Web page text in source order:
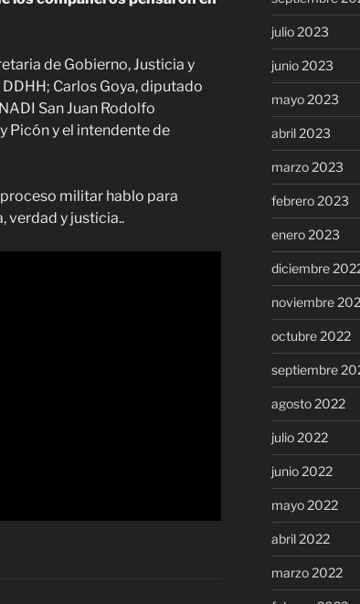
de Gobierno, Justicia y
Carlos Goya, diputado
San Juan Rodolfo
Picón y el intendente de
militar hablo para
verdad y justicia..
julio 2023
junio 2023
mayo 2023
abril 2023
marzo 2023
febrero 2023
enero 2023
diciembre
noviembre
octubre 2022
septiembre
agosto 2022
julio 2022
junio 2022
mayo 2022
abril 2022
marzo 2022